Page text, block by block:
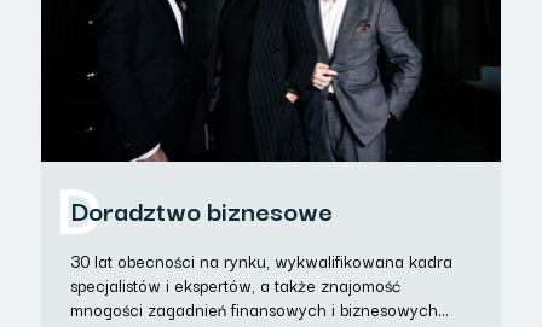
D
Doradztwo biznesowe
30 lat obecności na rynku, wykwalifikowana kadra
specjalistów i ekspertów, a także znajomość
mnogości zagadnień finansowych i biznesowych…